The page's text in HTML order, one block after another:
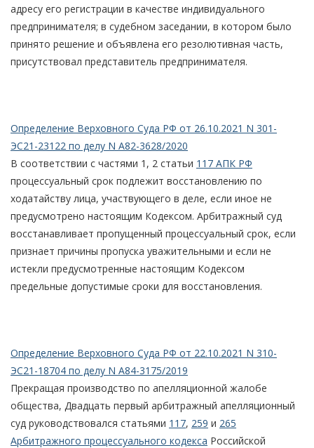
адресу его регистрации в качестве индивидуального
предпринимателя; в судебном заседании, в котором было
принято решение и объявлена его резолютивная часть,
присутствовал представитель предпринимателя.
Определение Верховного Суда РФ от 26.10.2021 N 301-
ЭС21-23122 по делу N А82-3628/2020
В соответствии с частями 1, 2 статьи 117 АПК РФ
процессуальный срок подлежит восстановлению по
ходатайству лица, участвующего в деле, если иное не
предусмотрено настоящим Кодексом. Арбитражный суд
восстанавливает пропущенный процессуальный срок, если
признает причины пропуска уважительными и если не
истекли предусмотренные настоящим Кодексом
предельные допустимые сроки для восстановления.
Определение Верховного Суда РФ от 22.10.2021 N 310-
ЭС21-18704 по делу N А84-3175/2019
Прекращая производство по апелляционной жалобе
общества, Двадцать первый арбитражный апелляционный
суд руководствовался статьями 117, 259 и 265
Арбитражного процессуального кодекса Российской